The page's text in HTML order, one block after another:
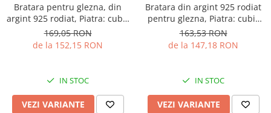
Bratara pentru glezna, din
argint 925 rodiat, Piatra: cubic
zirconia, Culoare:
transparenta, Sonis Silver
169,05 RON
de la 152,15 RON
IN STOC
VEZI VARIANTE
Bratara din argint 925 rodiat
pentru glezna, Piatra: cubic
zirconia,Sonis Silver
163,53 RON
de la 147,18 RON
IN STOC
VEZI VARIANTE